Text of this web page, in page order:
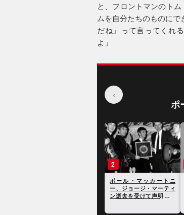
と、フロントマンのト
ムを自分たちのものに
だね』って言ってくれ
よ」
‹
ポ
2
ポール・マッカートニ
ー、ジョージ・マーティ
ン逝去を受けて声明を発